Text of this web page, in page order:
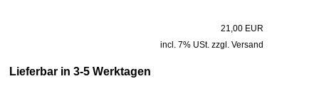
21,00 EUR
incl. 7% USt. zzgl. Versand
Lieferbar in 3-5 Werktagen